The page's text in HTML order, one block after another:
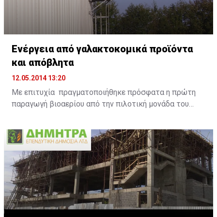
Ενέργεια από γαλακτοκομικά προϊόντα
και απόβλητα
12.05.2014 13:20
Με επιτυχία πραγματοποιήθηκε πρόσφατα η πρώτη
παραγωγή βιοαερίου από την πιλοτική μονάδα του
στην εξειδικευμένη μονάδα της ANIMALIA GENETICS
στο χωριό Μαρκί. Το σημαντικό αυτό περιβαλλοντικό
έργο υλοποιείται στο πλαίσιο του Ευρωπαϊκού
προγράμματος LIFE+ DAIRIUS με τίτλο «Αειφόρος
διαχείριση ληγμένων γαλακτοκομικών προϊόντων με
σκοπό τη βελτιστοποίηση της ενεργειακής
εκμετάλλευσής τους στην Κύπρο» με την στήριξη της